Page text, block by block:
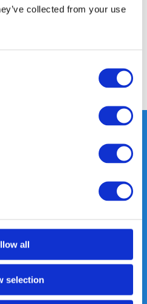
collected from your use
all
selection